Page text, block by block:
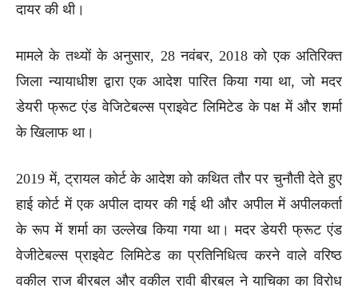
दायर की थी।
मामले के तथ्यों के अनुसार, 28 नवंबर, 2018 को एक अतिरिक्त
जिला न्यायाधीश द्वारा एक आदेश पारित किया गया था, जो मदर
डेयरी फ्रूट एंड वेजिटेबल्स प्राइवेट लिमिटेड के पक्ष में और शर्मा
के खिलाफ था।
2019 में, ट्रायल कोर्ट के आदेश को कथित तौर पर चुनौती देते हुए
हाई कोर्ट में एक अपील दायर की गई थी और अपील में अपीलकर्ता
के रूप में शर्मा का उल्लेख किया गया था। मदर डेयरी फ्रूट एंड
वेजीटेबल्स प्राइवेट लिमिटेड का प्रतिनिधित्व करने वाले वरिष्ठ
वकील राज बीरबल और वकील रावी बीरबल ने याचिका का विरोध